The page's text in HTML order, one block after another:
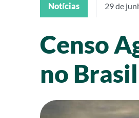
Notícias 29 de
Censo
no Brasil